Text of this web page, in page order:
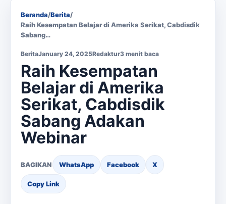
Beranda/Berita/
Raih Kesempatan Belajar di Amerika Serikat, Cabdisdik
Sabang…
BeritaJanuary 24, 2025Redaktur3 menit baca
Raih Kesempatan
Belajar di Amerika
Serikat, Cabdisdik
Sabang Adakan
Webinar
BAGIKAN WhatsApp Facebook X
Copy Link